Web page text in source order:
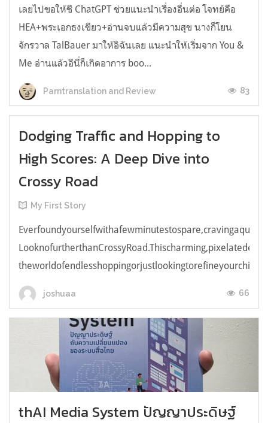
เลยไปขอให้ชี ChatGPT ช่วยแนะนำเรื่องอื่นต่อ โจทย์คือ
HEA+พระเอกธงเขียว+อ่านจบแล้วมีความสุข นางก็โยน
จักรวาล TalBauer มาให้อิฉันเลย แนะนำให้เริ่มจาก You &
Me อ่านแล้วอีนี่ก็เกิดอาการ boo...
Parntranslation and Review 83
Dodging Traffic and Hopping to
High Scores: A Deep Dive into
Crossy Road
My First Story
joshuaa 66
thAI Media System ปัญญาประดิษฐ์